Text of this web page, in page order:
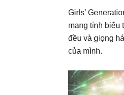
Girls’
mang tính biểu
đều và giọng
của mình.